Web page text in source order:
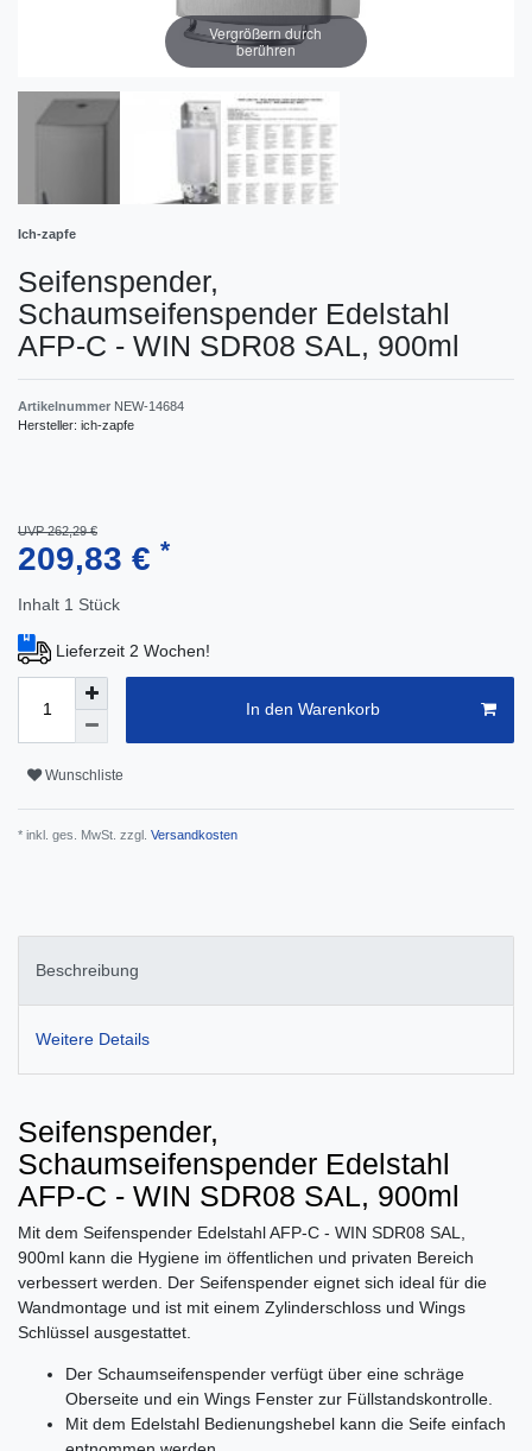
Vergrößern durch
berühren
Ich-zapfe
Seifenspender,
Schaumseifenspender Edelstahl
AFP-C - WIN SDR08 SAL, 900ml
Artikelnummer NEW-14684
Hersteller: ich-zapfe
UVP 262,29 €
209,83 € *
Inhalt 1 Stück
Lieferzeit 2 Wochen!
In den Warenkorb
Wunschliste
* inkl. ges. MwSt. zzgl. Versandkosten
Beschreibung
Weitere Details
Seifenspender,
Schaumseifenspender Edelstahl
AFP-C - WIN SDR08 SAL, 900ml
Mit dem Seifenspender Edelstahl AFP-C - WIN SDR08 SAL,
900ml kann die Hygiene im öffentlichen und privaten Bereich
verbessert werden. Der Seifenspender eignet sich ideal für die
Wandmontage und ist mit einem Zylinderschloss und Wings
Schlüssel ausgestattet.
Der Schaumseifenspender verfügt über eine schräge
Oberseite und ein Wings Fenster zur Füllstandskontrolle.
Mit dem Edelstahl Bedienungshebel kann die Seife einfach